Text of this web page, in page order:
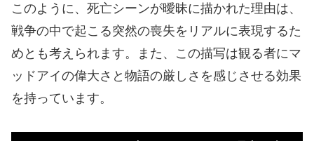
このように、死亡シーンが曖昧に描かれた理由は、
戦争の中で起こる突然の喪失をリアルに表現するた
めとも考えられます。また、この描写は観る者にマ
ッドアイの偉大さと物語の厳しさを感じさせる効果
を持っています。